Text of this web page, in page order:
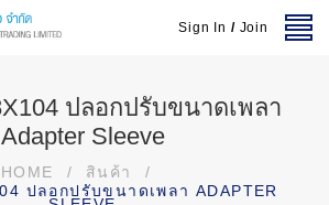
Sign In / Join
ปลอกปรับขนาดเพลา
Adapter Sleeve
HOME / สินค้า
/
ปลอกปรับขนาดเพลา ADAPTER